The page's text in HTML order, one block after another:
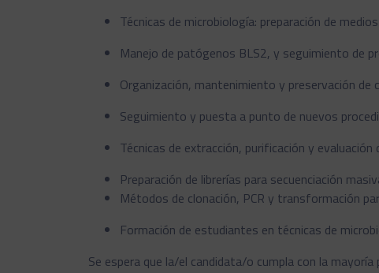
Técnicas de microbiología: preparación de
Manejo de patógenos BLS2, y seguimiento de
Organización, mantenimiento y preservación de
Seguimiento y puesta a punto de nuevos
Técnicas de extracción, purificación y
Preparación de librerías para secuenciación
Métodos de clonación, PCR y transformación
Formación de estudiantes en técnicas de
Se espera que la/el candidata/o cumpla con la